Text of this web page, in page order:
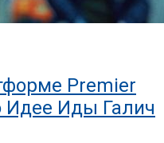
Premier
Иды Галич